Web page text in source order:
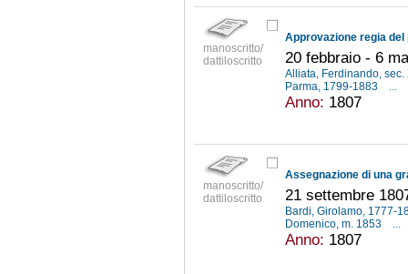
manoscritto/
dattiloscritto
20 febbraio - 6
Alliata, Ferdinando, sec.
Parma, 1799-1883
...
Anno: 1807
manoscritto/
dattiloscritto
21 settembre
Bardi, Girolamo, 1777-
Domenico, m. 1853
...
Anno: 1807